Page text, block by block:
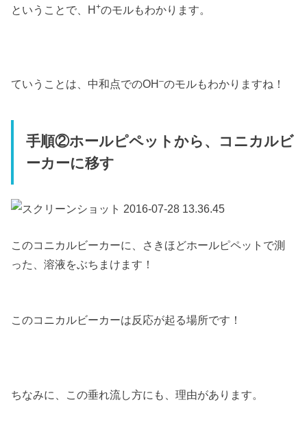
ということで、H+のモルもわかります。
ていうことは、中和点でのOH–のモルもわかりますね！
手順②ホールピペットから、コニカルビ
ーカーに移す
このコニカルビーカーに、さきほどホールピペットで測
った、溶液をぶちまけます！
このコニカルビーカーは反応が起る場所です！
ちなみに、この垂れ流し方にも、理由があります。